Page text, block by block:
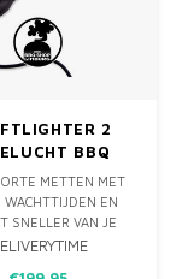
2
BBQ
METTEN MET
WACHTTIJDEN EN
SNELLER VAN JE
AVONTUREN MET